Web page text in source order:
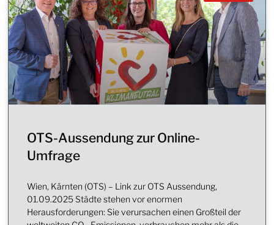
OTS-Aussendung zur Online-
Umfrage
Wien, Kärnten (OTS) – Link zur OTS Aussendung,
01.09.2025 Städte stehen vor enormen
Herausforderungen: Sie verursachen einen Großteil der